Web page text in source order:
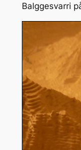
Balggesvarri